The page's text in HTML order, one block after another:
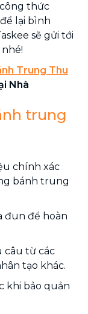
thức
lại bình
sẽ gửi tới
Trung Thu
Nhà
trung
chính xác
bánh trung
đun để hoàn
câu từ các
tạo khác.
khi bảo quản